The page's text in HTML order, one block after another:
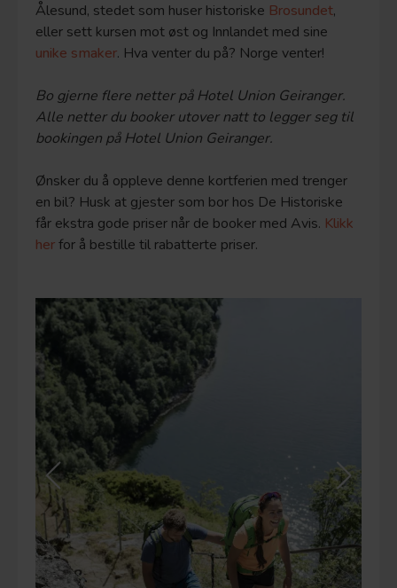
Ålesund, stedet som huser historiske Brosundet,
eller sett kursen mot øst og Innlandet med sine
unike smaker. Hva venter du på? Norge venter!
Bo gjerne flere netter på Hotel Union Geiranger.
Alle netter du booker utover natt to legger seg til
bookingen på Hotel Union Geiranger.
Ønsker du å oppleve denne kortferien med trenger
en bil? Husk at gjester som bor hos De Historiske
får ekstra gode priser når de booker med Avis. Klikk
herfor å bestille til rabatterte priser.